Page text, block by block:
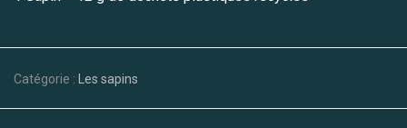
Catégorie : Les sapins